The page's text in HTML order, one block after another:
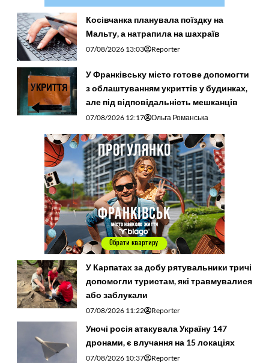
Косівчанка планувала поїздку на
Мальту, а натрапила на шахраїв
07/08/2026 13:03 Reporter
У Франківську місто готове допомогти
з облаштуванням укриттів у будинках,
але під відповідальність мешканців
07/08/2026 12:17 Ольга Романська
У Карпатах за добу рятувальники тричі
допомогли туристам, які травмувалися
або заблукали
07/08/2026 11:22 Reporter
Уночі росія атакувала Україну 147
дронами, є влучання на 15 локаціях
07/08/2026 10:37 Reporter